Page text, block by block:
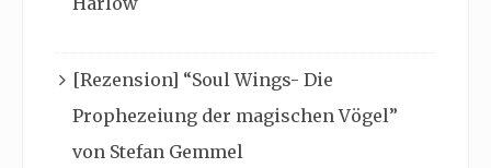
[Rezension] “Soul Wings- Die
Prophezeiung der magischen Vögel”
von Stefan Gemmel